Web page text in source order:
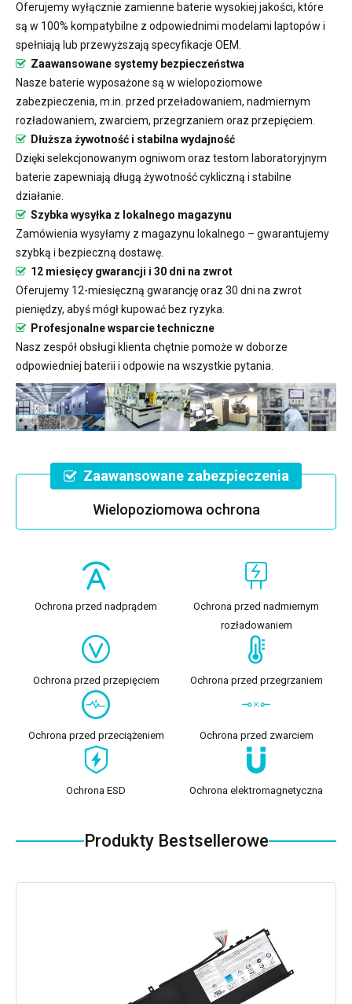
Oferujemy wyłącznie zamienne baterie wysokiej jakości, które
są w 100% kompatybilne z odpowiednimi modelami laptopów i
spełniają lub przewyższają specyfikacje OEM.
Zaawansowane systemy bezpieczeństwa
Nasze baterie wyposażone są w wielopoziomowe
zabezpieczenia, m.in. przed przeładowaniem, nadmiernym
rozładowaniem, zwarciem, przegrzaniem oraz przepięciem.
Dłuższa żywotność i stabilna wydajność
Dzięki selekcjonowanym ogniwom oraz testom laboratoryjnym
baterie zapewniają długą żywotność cykliczną i stabilne
działanie.
Szybka wysyłka z lokalnego magazynu
Zamówienia wysyłamy z magazynu lokalnego – gwarantujemy
szybką i bezpieczną dostawę.
12 miesięcy gwarancji i 30 dni na zwrot
Oferujemy 12-miesięczną gwarancję oraz 30 dni na zwrot
pieniędzy, abyś mógł kupować bez ryzyka.
Profesjonalne wsparcie techniczne
Nasz zespół obsługi klienta chętnie pomoże w doborze
odpowiedniej baterii i odpowie na wszystkie pytania.
Zaawansowane zabezpieczenia
Wielopoziomowa ochrona
Ochrona przed nadprądem
Ochrona przed nadmiernym
rozładowaniem
Ochrona przed przepięciem Ochrona przed przegrzaniem
Ochrona przed przeciążeniem Ochrona przed zwarciem
Ochrona ESD Ochrona elektromagnetyczna
Produkty Bestsellerowe